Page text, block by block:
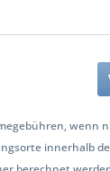
wenn
innerhalb